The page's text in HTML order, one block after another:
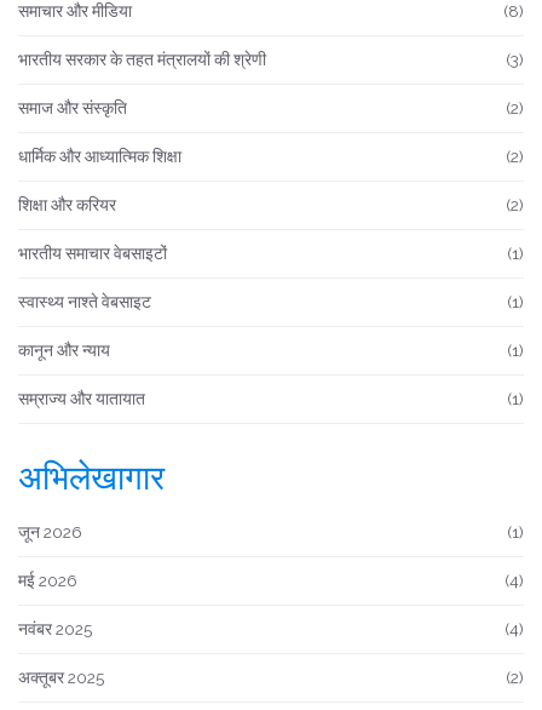
समाचार और मीडिया (8)
भारतीय सरकार के तहत मंत्रालयों की श्रेणी (3)
समाज और संस्कृति (2)
धार्मिक और आध्यात्मिक शिक्षा (2)
शिक्षा और करियर (2)
भारतीय समाचार वेबसाइटों (1)
स्वास्थ्य नाश्ते वेबसाइट (1)
कानून और न्याय (1)
सम्राज्य और यातायात (1)
अभिलेखागार
जून 2026 (1)
मई 2026 (4)
नवंबर 2025 (4)
अक्तूबर 2025 (2)